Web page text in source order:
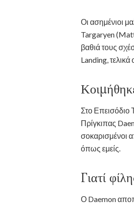
Οι ασημένιοι
Targaryen
βαθιά τους
Landing, τελικά
Στο Επεισόδιο
Πρίγκιπας
σοκαρισμένοι
όπως εμείς.
Γιατί
Ο Daemon